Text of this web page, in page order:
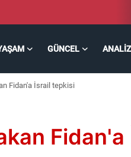
GÜNCEL ANALIZ
Fidan'a İsrail tepkisi